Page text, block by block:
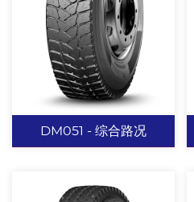
DM051 - 综合路况